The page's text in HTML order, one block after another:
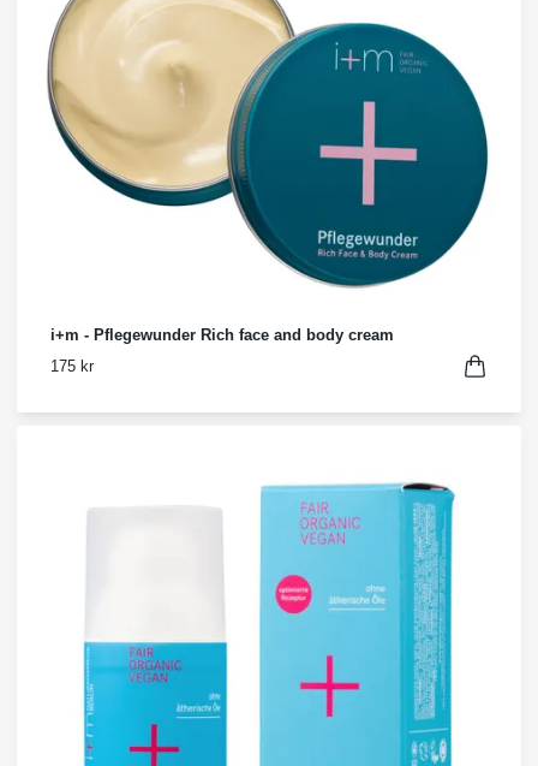
i+m - Pflegewunder Rich face and body cream
175 kr